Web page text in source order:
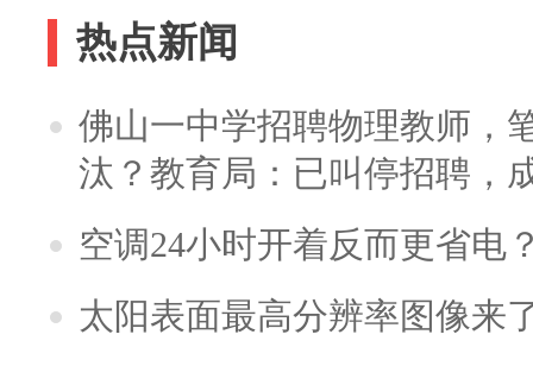
热点新闻
佛山一中学招聘物理教师，
汰？教育局：已叫停招聘，
空调24小时开着反而更省电
太阳表面最高分辨率图像来